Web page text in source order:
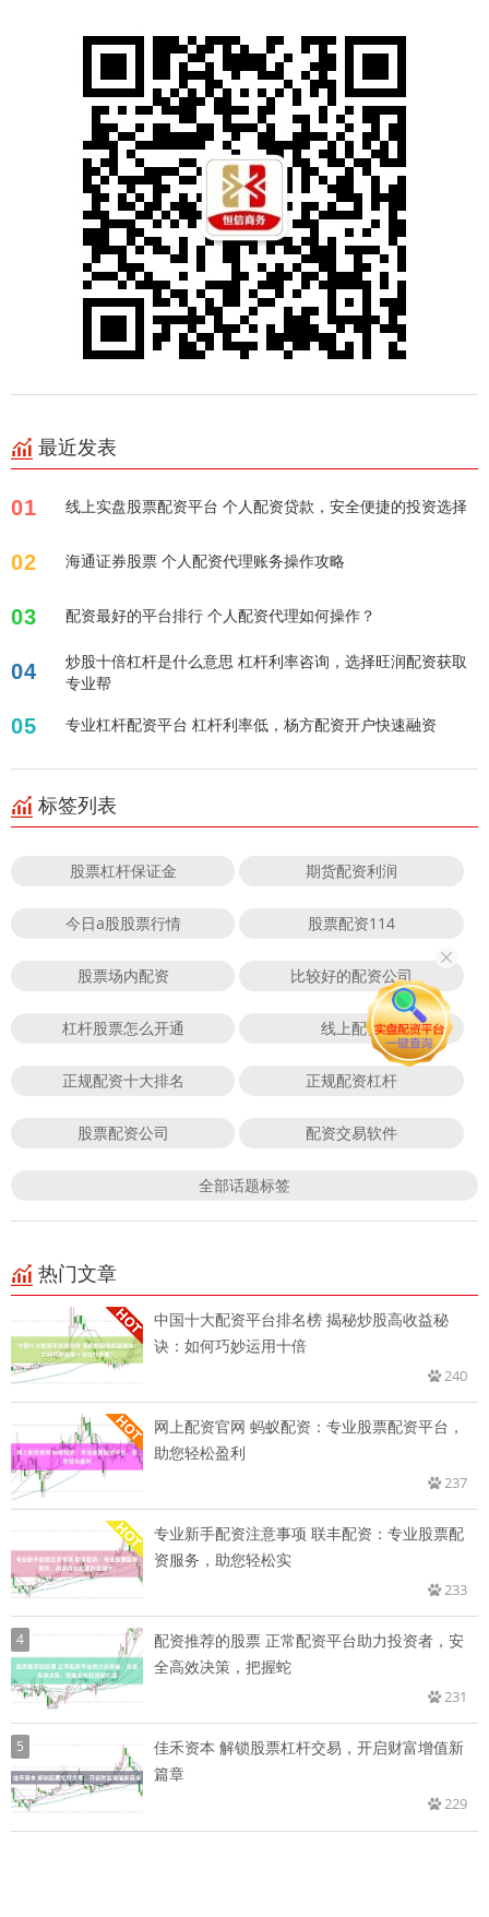
最近发表
01 线上实盘股票配资平台 个人配资贷款，安全便捷的投资选择
02 海通证券股票 个人配资代理账务操作攻略
03 配资最好的平台排行 个人配资代理如何操作？
04
炒股十倍杠杆是什么意思 杠杆利率咨询，选择旺润配资获取
专业帮
05 专业杠杆配资平台 杠杆利率低，杨方配资开户快速融资
标签列表
股票杠杆保证金 期货配资利润
今日a股股票行情 股票配资114
股票场内配资 比较好的配资公司
杠杆股票怎么开通 线上配资
正规配资十大排名 正规配资杠杆
股票配资公司 配资交易软件
全部话题标签
热门文章
中国十大配资平台排名榜 揭秘炒股高收益秘
诀：如何巧妙运用十倍
240
网上配资官网 蚂蚁配资：专业股票配资平台，
助您轻松盈利
237
专业新手配资注意事项 联丰配资：专业股票配
资服务，助您轻松实
233
4
配资推荐的股票 正常配资平台助力投资者，安
全高效决策，把握蛇
231
5
佳禾资本 解锁股票杠杆交易，开启财富增值新
篇章
229